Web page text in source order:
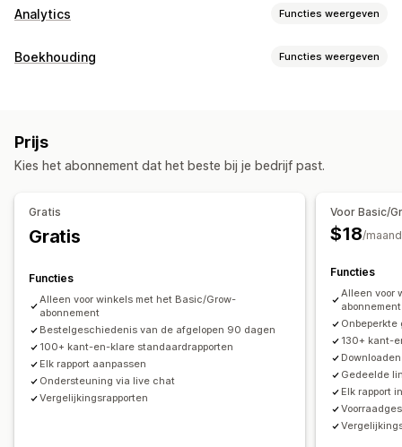
Analytics Functies weergeven
Klantgedrag
Marketing en verkopen
AI-inzichten
Marketingtoewijzing Checkoutanalytics
Beeldmateriaal en rapporten
Rapporten van meerdere winkels
Aangepaste rapporten
Rapportplanning
Boekhouding Functies weergeven
Verkopen en terugbetalingen
Uitgaven volgen Retouren en uitwisselingen
Aangepaste rapporten
Facturatie
Belastingaftrek
Belastingvrijstellingen
Voorraadupdates
Meerdere winkels
Meerdere kanalen
Automatische gegevenssynchronisatie
Overzicht dagelijkse omzet
Transacties Uitbetalingen
Voorraad en product
Prijs
Kies het abonnement dat het beste bij je bedrijf past.
Gratis
Gratis
Functies
Alleen voor winkels met het Basic/Grow-
abonnement
Bestelgeschiedenis van de afgelopen 90 dagen
100+ kant-en-klare standaardrapporten
Elk rapport aanpassen
Ondersteuning via live chat
Vergelijkingsrapporten
Voor Basic/
$18/maand
Functies
Alleen voor
abonnement
Onbeperkte
130+ kant-
Gedeelde
Elk rapport